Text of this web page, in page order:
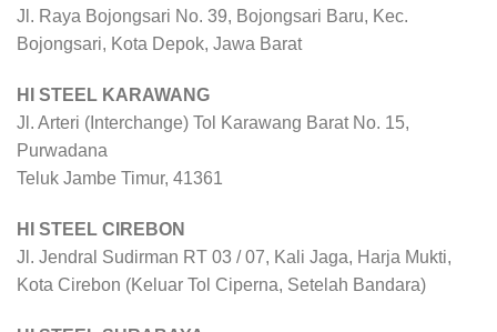
Jl. Raya Bojongsari No. 39, Bojongsari Baru, Kec.
Bojongsari, Kota Depok, Jawa Barat
HI STEEL KARAWANG
Jl. Arteri (Interchange) Tol Karawang Barat No. 15,
Purwadana
Teluk Jambe Timur, 41361
HI STEEL CIREBON
Jl. Jendral Sudirman RT 03 / 07, Kali Jaga, Harja Mukti,
Kota Cirebon (Keluar Tol Ciperna, Setelah Bandara)